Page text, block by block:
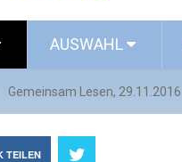
AUSWAHL
Gemeinsam Lesen, 29.11.2016
TEILEN